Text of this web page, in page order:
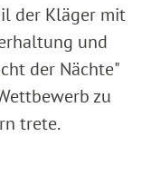
der Kläger mit
und
der Nächte"
zu
trete.